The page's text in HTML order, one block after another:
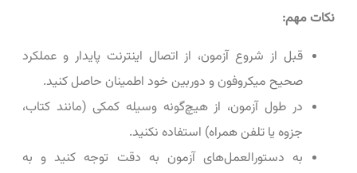
نکات مهم:
قبل از شروع آزمون، از اتصال اینترنت پایدار و عملکرد
صحیح میکروفون و دوربین خود اطمینان حاصل کنید.
در طول آزمون، از هیچ‌گونه وسیله کمکی (مانند کتاب،
جزوه یا تلفن همراه) استفاده نکنید.
به دستورالعمل‌های آزمون به دقت توجه کنید و به